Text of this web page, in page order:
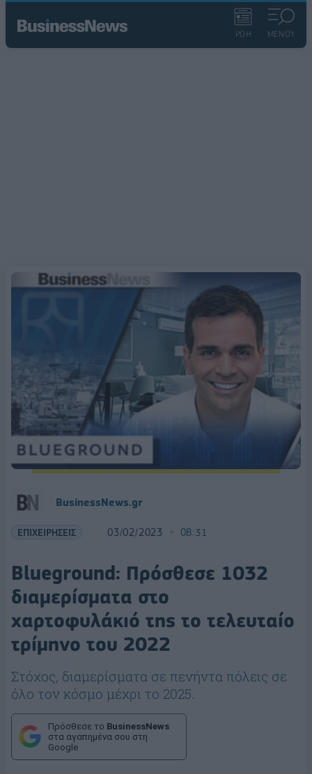
ΡΟΗ ΜΕΝΟΥ
BusinessNews.gr
ΕΠΙΧΕΙΡΗΣΕΙΣ 03/02/2023 08:31
Blueground: Πρόσθεσε 1032
διαμερίσματα στο
χαρτοφυλάκιό της το τελευταίο
τρίμηνο του 2022
Στόχος, διαμερίσματα σε πενήντα πόλεις σε
όλο τον κόσμο μέχρι το 2025.
Πρόσθεσε το BusinessNews
στα αγαπημένα σου στη
Google